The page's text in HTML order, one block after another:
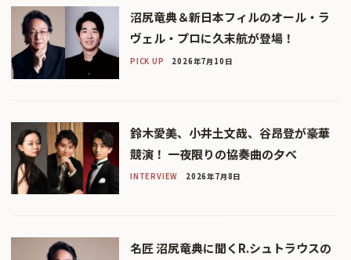
沼尻竜典＆新日本フィルのオール・ラ
ヴェル・プロに久末航が登場！
PICK UP 2026年7月10日
鈴木愛美、小井土文哉、谷昂登が豪華
競演！ 一夜限りの協奏曲の夕べ
INTERVIEW 2026年7月8日
名匠 沼尻竜典に聞くR.シュトラウスの